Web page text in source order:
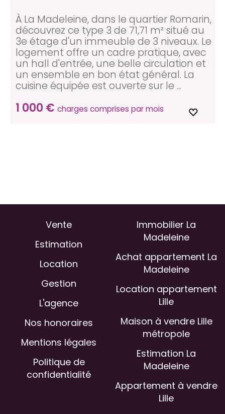
1 000 € charges comprises par mois
À La Madeleine, dans le quartier Romarin,
découvrez ce type 3 de 71,71 m² situé au
3e étage d'un immeuble de 3 niveaux. Le
logement offre un cadre pratique, avec
un hall d'entrée, une belle circulation et
un ensemble en bon état général. La
cuisine équipée est ouverte sur le ...
Vente
Estimation
Location
Gestion
L'agence
Nos honoraires
Mentions légales
Politique de
confidentialité
Immobilier La
Madeleine
Achat appartement La
Madeleine
Location appartement
Lille
Maison à vendre Lille
métropole
Estimation La
Madeleine
Appartement à vendre
Lille